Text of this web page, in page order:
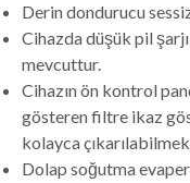
Derin dondurucu
Cihazda düşük pil
mevcuttur.
Cihazın ön kontrol
gösteren filtre ikaz
kolayca
Dolap soğutma